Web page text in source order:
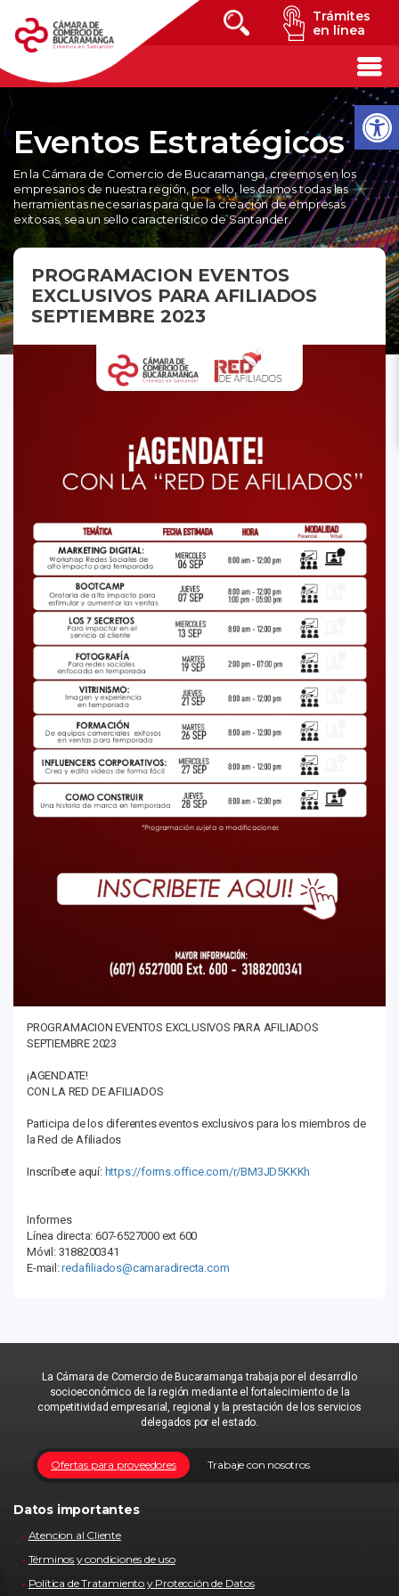
Trámites
en línea
Eventos Estratégicos
En la Cámara de Comercio de Bucaramanga, creemos en los
empresarios de nuestra región, por ello, les damos todas las
herramientas necesarias para que la creación de empresas
exitosas, sea un sello característico de Santander.
PROGRAMACION EVENTOS
EXCLUSIVOS PARA AFILIADOS
SEPTIEMBRE 2023
PROGRAMACION EVENTOS EXCLUSIVOS PARA AFILIADOS
SEPTIEMBRE 2023
¡AGENDATE!
CON LA RED DE AFILIADOS
Participa de los diferentes eventos exclusivos para los miembros de
la Red de Afiliados
Inscríbete aquí: https://forms.office.com/r/BM3JD5KKKh
Informes
Línea directa: 607-6527000 ext 600
Móvil: 3188200341
E-mail:redafiliados@camaradirecta.com
La Cámara de Comercio de Bucaramanga trabaja por el desarrollo
socioeconómico de la región mediante el fortalecimiento de la
competitividad empresarial, regional y la prestación de los servicios
delegados por el estado.
Trabaje con nosotros
Ofertas para proveedores
Datos importantes
Atencion al Cliente
Términos y condiciones de uso
Política de Tratamiento y Protección de Datos